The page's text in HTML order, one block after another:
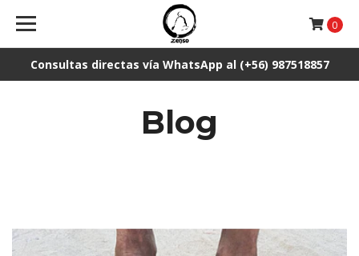
Consultas directas vía WhatsApp al (+56) 987518857
0
Blog